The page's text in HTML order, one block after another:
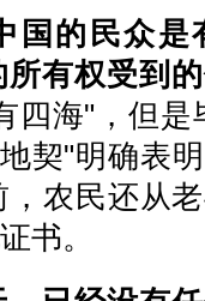
国的民众是
有权受到
四海"，但是
契"明确表
农民还从
书。